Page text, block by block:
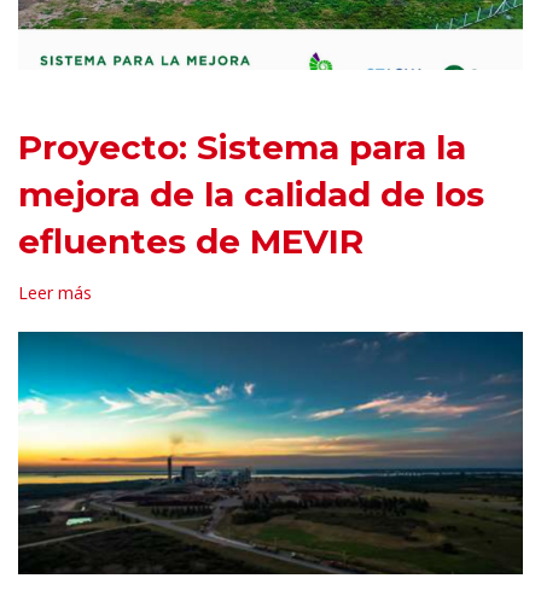
Proyecto: Sistema para la
mejora de la calidad de los
efluentes de MEVIR
Leer más